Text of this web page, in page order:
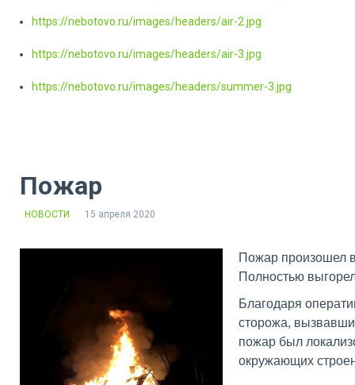
https://nebotovo.ru/images/headers/air-2.jpg
https://nebotovo.ru/images/headers/air-3.jpg
https://nebotovo.ru/images/headers/summer-3.jpg
Пожар
НОВОСТИ 15 апреля 2020
Пожар произошел
Полностью
Благодаря
сторожа,
пожар был
окружающих